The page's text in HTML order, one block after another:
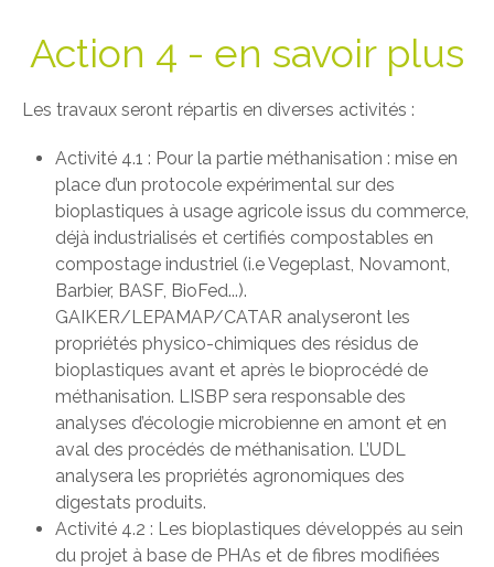
Action 4 - en savoir plus
Les travaux seront répartis en diverses activités :
Activité 4.1 : Pour la partie méthanisation : mise en
place d’un protocole expérimental sur des
bioplastiques à usage agricole issus du commerce,
déjà industrialisés et certifiés compostables en
compostage industriel (i.e Vegeplast, Novamont,
Barbier, BASF, BioFed...).
GAIKER/LEPAMAP/CATAR analyseront les
propriétés physico-chimiques des résidus de
bioplastiques avant et après le bioprocédé de
méthanisation. LISBP sera responsable des
analyses d’écologie microbienne en amont et en
aval des procédés de méthanisation. L’UDL
analysera les propriétés agronomiques des
digestats produits.
Activité 4.2 : Les bioplastiques développés au sein
du projet à base de PHAs et de fibres modifiées